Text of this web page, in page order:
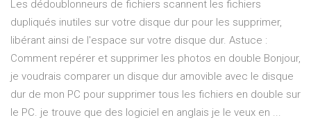
Les dédoublonneurs de fichiers scannent les fichiers
dupliqués inutiles sur votre disque dur pour les supprimer,
libérant ainsi de l'espace sur votre disque dur. Astuce :
Comment repérer et supprimer les photos en double Bonjour,
je voudrais comparer un disque dur amovible avec le disque
dur de mon PC pour supprimer tous les fichiers en double sur
le PC. je trouve que des logiciel en anglais je le veux en ...